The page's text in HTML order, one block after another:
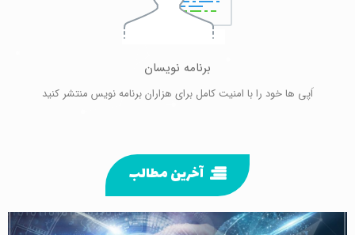
برنامه نویسان
اَپی ها خود را با امنیت کامل برای هزاران برنامه نویس منتشر کنید
آخرین مطالب